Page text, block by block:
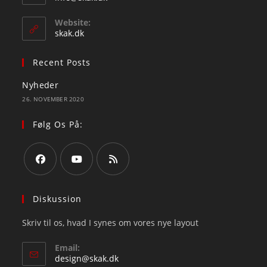
your
application
Website:
skak.dk
Recent Posts
Nyheder
26. NOVEMBER 2020
Følg Os På:
in
new
tab
in
new
new
Diskussion
Skriv til os, hvad I synes om vores nye layout
Email:
design@skak.dkOpens